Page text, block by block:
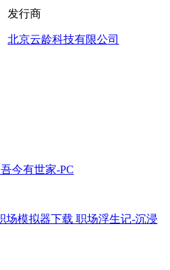
发行商
北京云龄科技有限公司
吾今有世家-PC
职场浮生记-沉浸